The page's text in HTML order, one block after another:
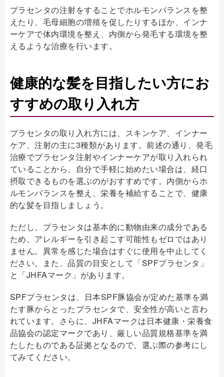
プラセンタの注射をすることでホルモンバランスを整
えたり、毛母細胞の増殖を促したりするほか、インナ
ーケアで体内環境を整え、内側から発毛する環境を整
えるような治療を行います。
健康的な髪を目指したい方にお
すすめの取り入れ方
プラセンタの取り入れ方には、スキンケア、インナー
ケア、注射の主に3種類があります。前述の通り、発毛
治療でプラセンタ注射やインナーケアが取り入れられ
ていることから、自分で手軽に始めたい場合は、経口
摂取できるものを選ぶのがおすすめです。内側からホ
ルモンバランスを整え、栄養を補給することで、健康
的な髪を目指しましょう。
ただし、プラセンタは基本的に動物由来の成分である
ため、アレルギーを引き起こす可能性もゼロではあり
ません。異常を感じた場合はすぐに使用を中止してく
ださい。また、品質の目安として「SPFプラセンタ」
と「JHFAマーク」があります。
SPFプラセンタは、日本SPF豚協会が定めた基準を満
たす豚からとったプラセンタで、安全性が高いと言わ
れています。さらに、JHFAマークは日本健康・栄養食
品協会の認定マークであり、厳しい品質規格基準を満
たしたものである証拠となるので、選ぶ際の参考にし
てみてください。